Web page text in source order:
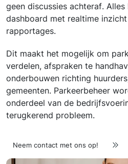
geen discussies achteraf.
dashboard met realtime
rapportages.
Dit maakt het mogelijk om
verdelen, afspraken te
onderbouwen richting
gemeenten. Parkeerbeheer
onderdeel van de
terugkerend probleem.
Neem contact met ons op!